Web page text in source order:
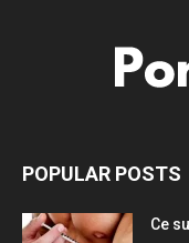
POPULAR POSTS
Ce